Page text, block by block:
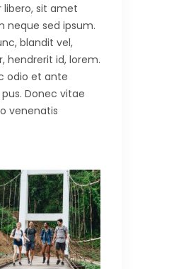
sit amet
neque sed ipsum.
blandit vel,
hendrerit id, lorem.
odio et ante
Donec vitae
venenatis